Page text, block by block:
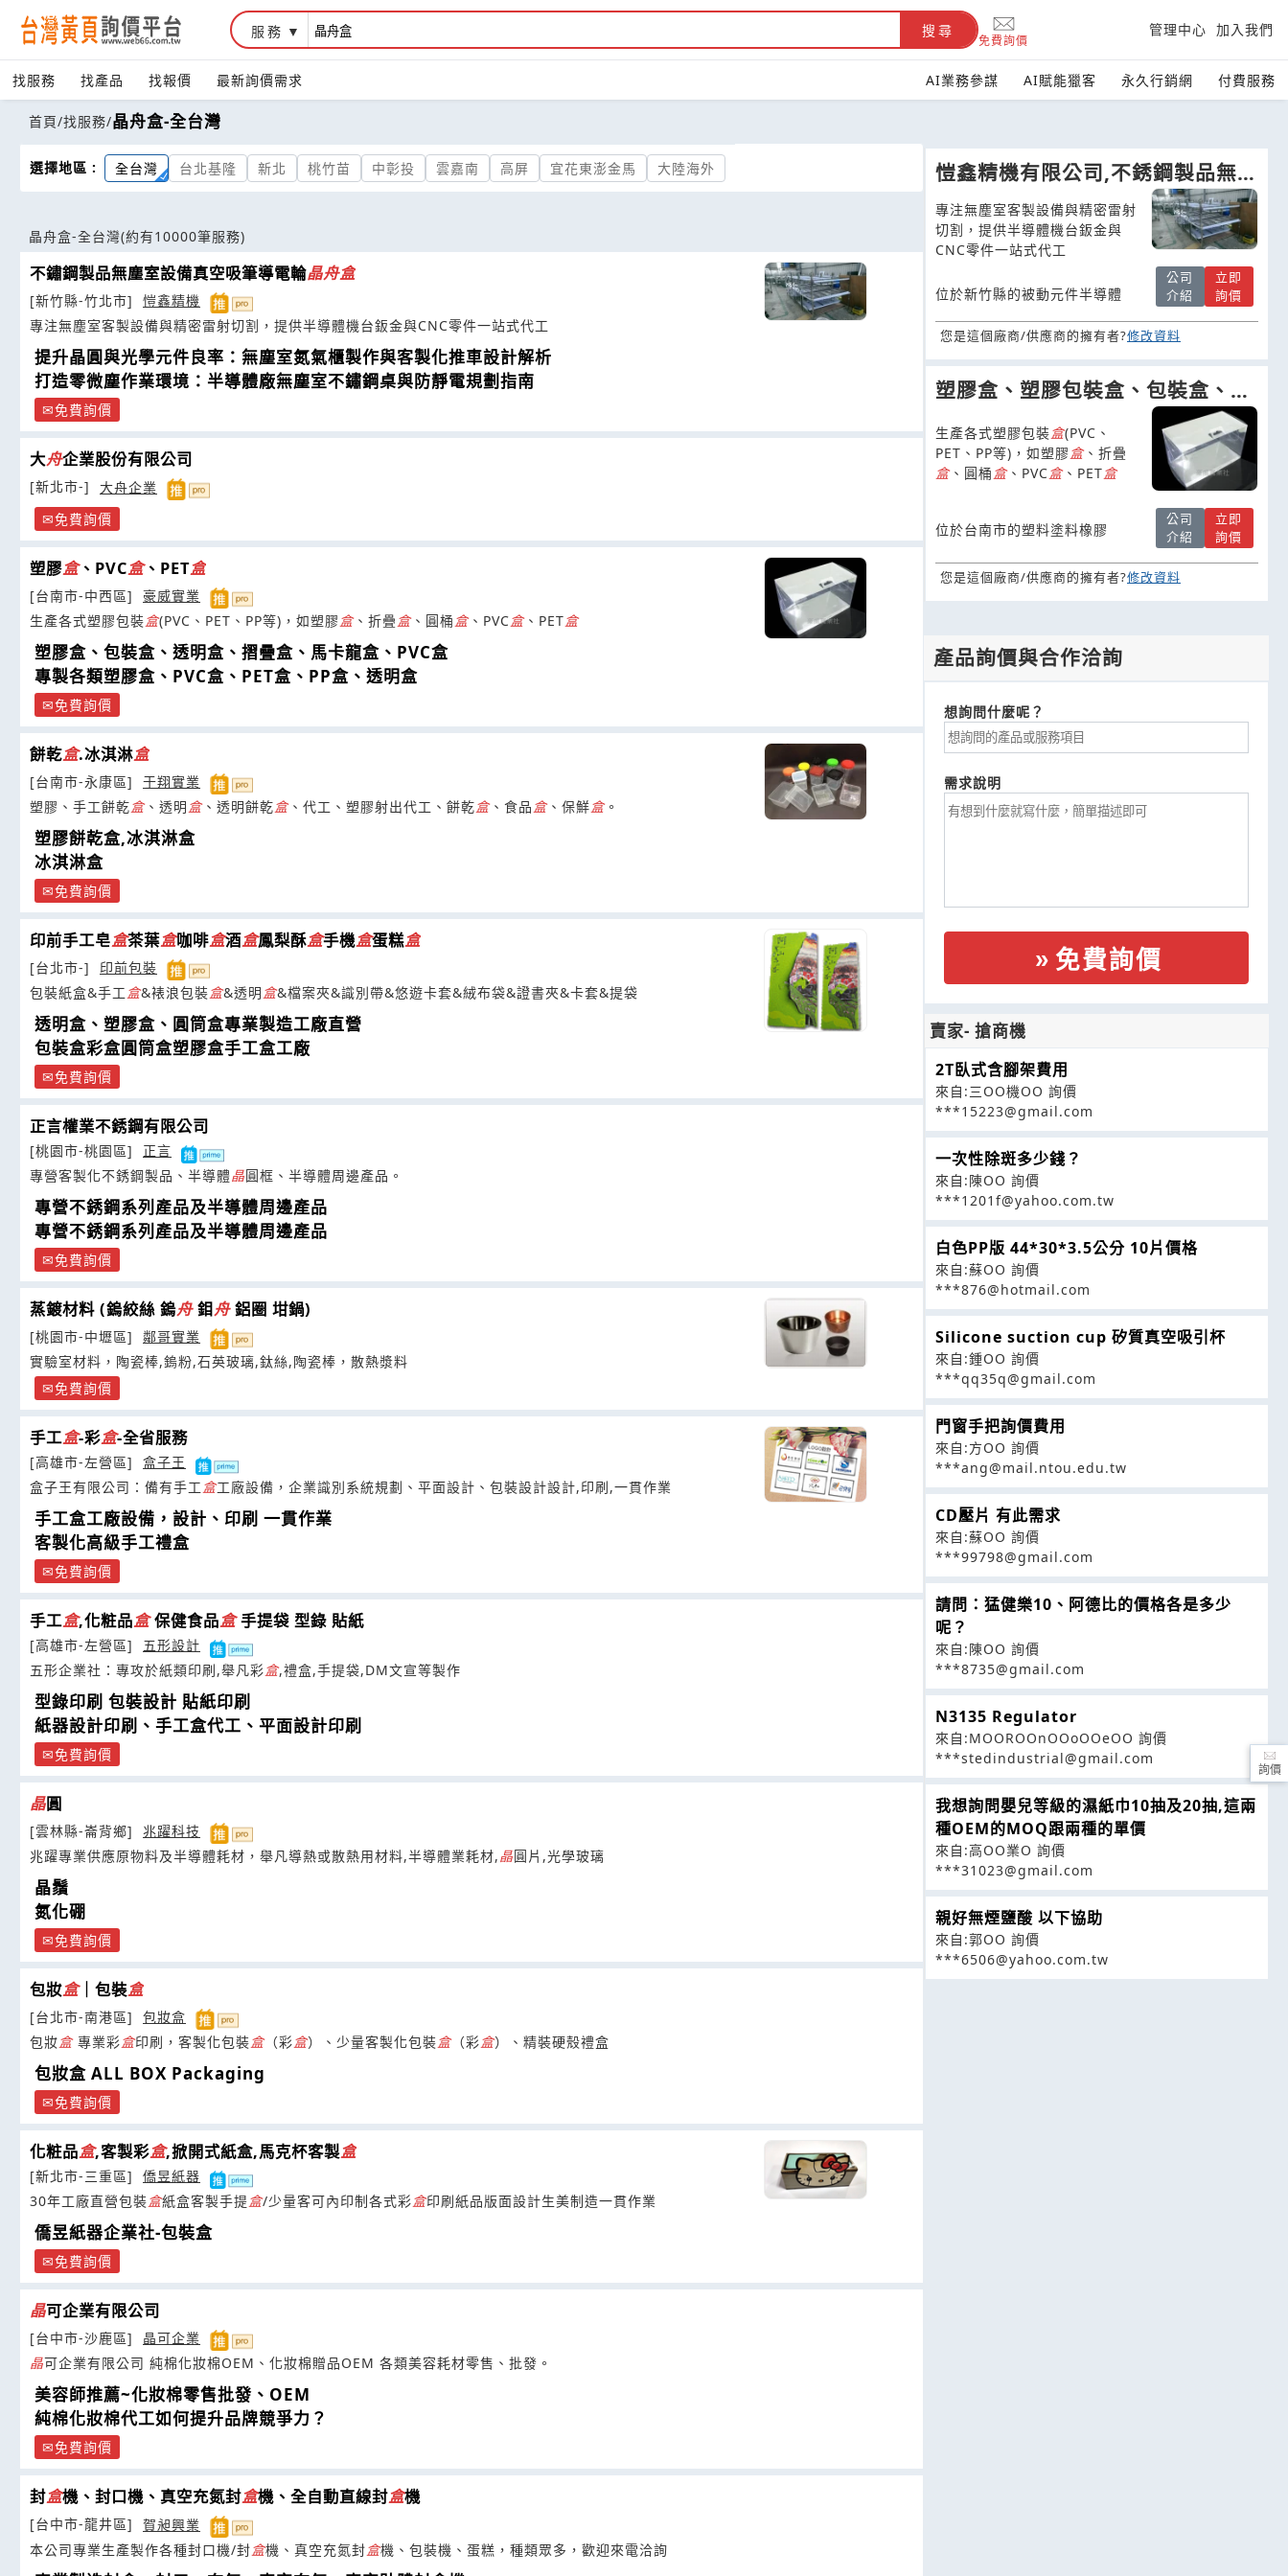
服務 搜尋
免費詢價
管理中心 加入我們
找服務 找產品 找報價 最新詢價需求 AI業務參謀 AI賦能獵客 永久行銷網 付費服務
首頁/找服務/晶舟盒-全台灣
選擇地區 : 全台灣 台北基隆 新北 桃竹苗 中彰投 雲嘉南 高屏 宜花東澎金馬 大陸海外
晶舟盒-全台灣(約有10000筆服務)
不鏽鋼製品無塵室設備真空吸筆導電輪晶舟盒
[新竹縣-竹北市]
愷鑫精機
專注無塵室客製設備與精密雷射切割，提供半導體機台鈑金與CNC零件一站式代工
提升晶圓與光學元件良率：無塵室氮氣櫃製作與客製化推車設計解析
打造零微塵作業環境：半導體廠無塵室不鏽鋼桌與防靜電規劃指南
免費詢價
大舟企業股份有限公司
[新北市-]
大舟企業
免費詢價
塑膠盒、PVC盒、PET盒
[台南市-中西區]
豪威實業
生產各式塑膠包裝盒(PVC、PET、PP等)，如塑膠 盒、折疊 盒、圓桶 盒、PVC盒、PET盒
塑膠盒、包裝盒、透明盒、摺疊盒、馬卡龍盒、PVC盒
專製各類塑膠盒、PVC盒、PET盒、PP盒、透明盒
免費詢價
餅乾盒.冰淇淋盒
[台南市-永康區]
于翔實業
塑膠、手工餅乾盒、透明盒、透明餅乾盒、代工、塑膠射出代工、餅乾盒、食品盒、保鮮盒。
塑膠餅乾盒,冰淇淋盒
冰淇淋盒
免費詢價
印前手工皂盒茶葉盒咖啡盒酒盒鳳梨酥盒手機盒蛋糕盒
[台北市-]
印前包裝
包裝紙盒&手工盒&裱浪包裝盒&透明盒&檔案夾&識別帶&悠遊卡套&絨布袋&證書夾&卡套&提袋
透明盒、塑膠盒、圓筒盒專業製造工廠直營
包裝盒彩盒圓筒盒塑膠盒手工盒工廠
免費詢價
正言權業不銹鋼有限公司
[桃園市-桃園區]
正言
專營客製化不銹鋼製品、半導體晶圓框、半導體周邊產品。
專營不銹鋼系列產品及半導體周邊產品
專營不銹鋼系列產品及半導體周邊產品
免費詢價
蒸鍍材料 (鎢絞絲 鎢舟鉬舟鋁圈 坩鍋)
[桃園市-中壢區]
鄰哥實業
實驗室材料，陶瓷棒,鎢粉,石英玻璃,鈦絲,陶瓷棒，散熱漿料
免費詢價
手工盒-彩盒-全省服務
[高雄市-左營區]
盒子王
盒子王有限公司：備有手工盒工廠設備，企業識別系統規劃、平面設計、包裝設計設計,印刷,一貫作業
手工盒工廠設備，設計、印刷 一貫作業
客製化高級手工禮盒
免費詢價
手工盒,化粧品盒保健食品盒手提袋 型錄 貼紙
[高雄市-左營區]
五形設計
五形企業社：專攻於紙類印刷,舉凡彩盒,禮盒,手提袋,DM文宣等製作
型錄印刷 包裝設計 貼紙印刷
紙器設計印刷、手工盒代工、平面設計印刷
免費詢價
晶圓
[雲林縣-崙背鄉]
兆躍科技
兆躍專業供應原物料及半導體耗材，舉凡導熱或散熱用材料,半導體業耗材,晶圓片,光學玻璃
晶鬚
氮化硼
免費詢價
包妝盒｜包裝盒
[台北市-南港區]
包妝盒
包妝盒專業彩盒印刷，客製化包裝盒（彩盒）、少量客製化包裝盒（彩盒）、精裝硬殼禮盒
包妝盒 ALL BOX Packaging
免費詢價
化粧品盒,客製彩盒,掀開式紙盒,馬克杯客製盒
[新北市-三重區]
僑昱紙器
30年工廠直營包裝盒紙盒客製手提盒/少量客可內印制各式彩盒印刷紙品版面設計生美制造一貫作業
僑昱紙器企業社-包裝盒
免費詢價
晶可企業有限公司
[台中市-沙鹿區]
晶可企業
晶可企業有限公司 純棉化妝棉OEM、化妝棉贈品OEM 各類美容耗材零售、批發。
美容師推薦~化妝棉零售批發、OEM
純棉化妝棉代工如何提升品牌競爭力？
免費詢價
封盒機、封口機、真空充氮封盒機、全自動直線封盒機
[台中市-龍井區]
賀昶興業
本公司專業生產製作各種封口機/封盒機、真空充氮封盒機、包裝機、蛋糕，種類眾多，歡迎來電洽詢
愷鑫精機有限公司,不銹鋼製品無塵
椅無塵室耗材導電輪無塵室製品
專注無塵室客製設備與精密雷射
切割，提供半導體機台鈑金與
CNC零件一站式代工
位於新竹縣的被動元件半導體
公司
介紹
立即
詢價
您是這個廠商/供應商的擁有者?修改資料
塑膠盒、塑膠包裝盒、包裝盒、透
明盒子、圓筒盒、塑膠折疊盒、塑
膠透明盒
生產各式塑膠包裝盒(PVC、
PET、PP等)，如塑膠盒、折疊
盒、圓桶盒、PVC盒、PET盒
位於台南市的塑料塗料橡膠
公司
介紹
立即
詢價
您是這個廠商/供應商的擁有者?修改資料
產品詢價與合作洽詢
想詢問什麼呢？
需求說明
免費詢價
賣家- 搶商機
2T臥式含腳架費用
來自:三OO機OO 詢價
***15223@gmail.com
一次性除斑多少錢？
來自:陳OO 詢價
***1201f@yahoo.com.tw
白色PP版 44*30*3.5公分 10片價格
來自:蘇OO 詢價
***876@hotmail.com
Silicone suction cup 矽質真空吸引杯
來自:鍾OO 詢價
***qq35q@gmail.com
門窗手把詢價費用
來自:方OO 詢價
***ang@mail.ntou.edu.tw
CD壓片 有此需求
來自:蘇OO 詢價
***99798@gmail.com
請問：猛健樂10、阿德比的價格各是多少
呢？
來自:陳OO 詢價
***8735@gmail.com
N3135 Regulator
來自:MOOROOnOOoOOeOO 詢價
***stedindustrial@gmail.com
我想詢問嬰兒等級的濕紙巾10抽及20抽,這兩
種OEM的MOQ跟兩種的單價
來自:高OO業O 詢價
***31023@gmail.com
親好無煙鹽酸 以下協助
來自:郭OO 詢價
***6506@yahoo.com.tw
詢價